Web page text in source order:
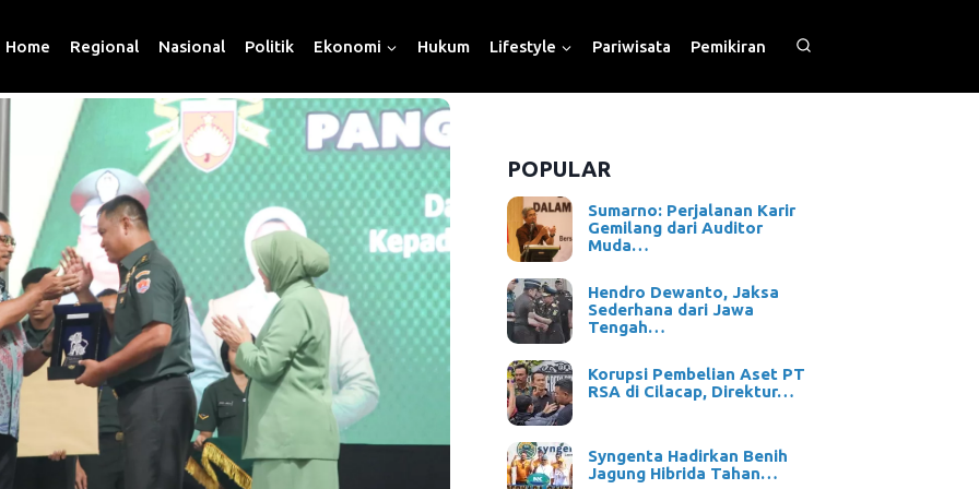
Home Regional Nasional Politik Ekonomi Hukum Lifestyle Pariwisata Pemikiran
POPULAR
Sumarno: Perjalanan Karir
Gemilang dari Auditor
Muda…
Hendro Dewanto, Jaksa
Sederhana dari Jawa
Tengah…
Korupsi Pembelian Aset PT
RSA di Cilacap, Direktur…
Syngenta Hadirkan Benih
Jagung Hibrida Tahan…